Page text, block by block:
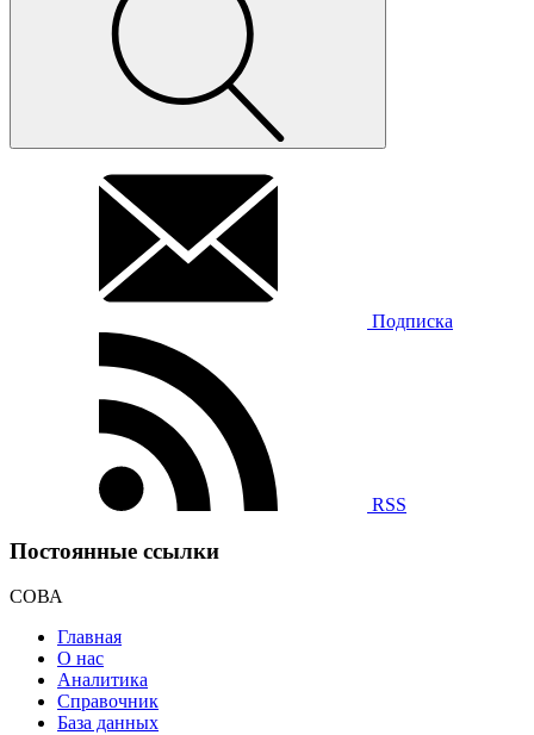
Подписка
RSS
Постоянные ссылки
СОВА
Главная
О нас
Аналитика
Справочник
База данных